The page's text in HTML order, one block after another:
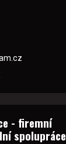
- firemní
spolupráce